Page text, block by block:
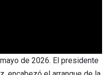
de 2026. El presidente